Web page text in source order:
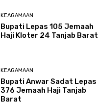
KEAGAMAAN
Bupati Lepas 105 Jemaah
Haji Kloter 24 Tanjab Barat
KEAGAMAAN
Bupati Anwar Sadat Lepas
376 Jemaah Haji Tanjab
Barat